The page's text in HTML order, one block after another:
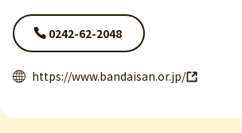
0242-62-2048
https://www.bandaisan.or.jp/